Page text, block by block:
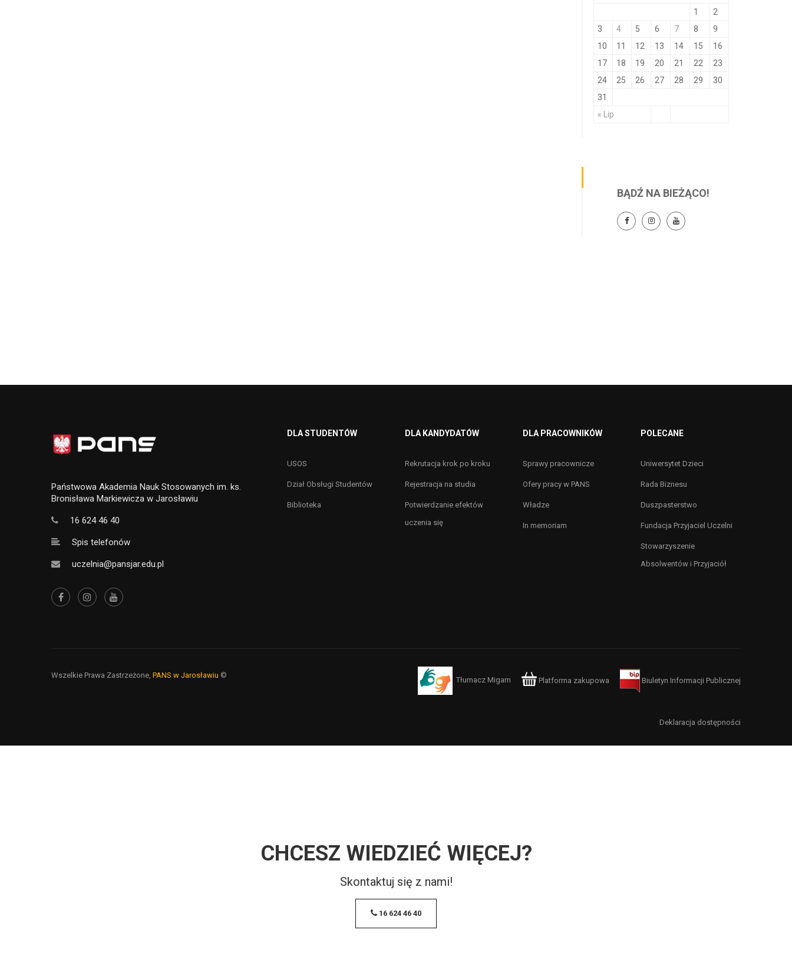
« Lip
1
2
3
4 5 6 7 8
9
10
11 12 13 14 15
16
17
18 19 20 21 22
23
24
25 26 27 28 29
30
31
BĄDŹ NA BIEŻĄCO!
Państwowa Akademia Nauk Stosowanych im. ks.
Bronisława Markiewicza w Jarosławiu
16 624 46 40
Spis telefonów
uczelnia@pansjar.edu.pl
DLA STUDENTÓW
USOS
Dział Obsługi Studentów
Biblioteka
DLA KANDYDATÓW
Rekrutacja krok po kroku
Rejestracja na studia
Potwierdzanie efektów
uczenia się
DLA PRACOWNIKÓW
Sprawy pracownicze
Ofery pracy w PANS
Władze
In memoriam
POLECANE
Uniwersytet Dzieci
Rada Biznesu
Duszpasterstwo
Fundacja Przyjaciel Uczelni
Stowarzyszenie
Absolwentów i Przyjaciół
Wszelkie Prawa Zastrzeżone, PANS w Jarosławiu ©
Tłumacz Migam Platforma zakupowa Biuletyn Informacji Publicznej
Deklaracja dostępności
CHCESZ WIEDZIEĆ WIĘCEJ?
Skontaktuj się z nami!
16 624 46 40